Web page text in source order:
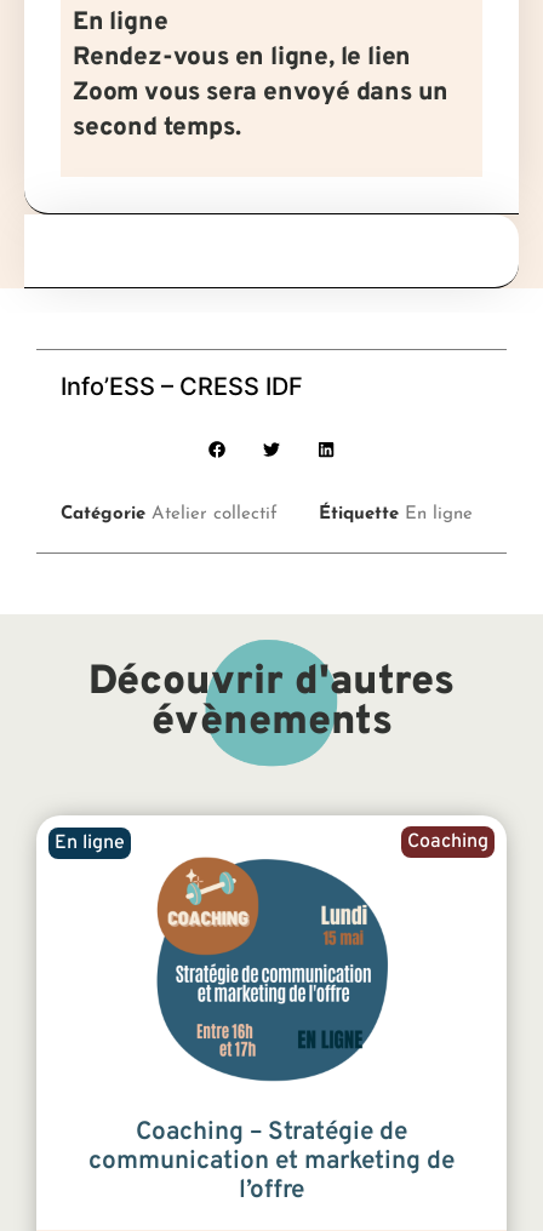
En ligne
Rendez-vous en ligne, le lien
Zoom vous sera envoyé dans un
second temps.
Info’ESS – CRESS IDF
Catégorie Atelier collectif Étiquette En ligne
Découvrir d'autres
évènements
Coaching
En ligne
Coaching – Stratégie de
communication et marketing de
l’offre